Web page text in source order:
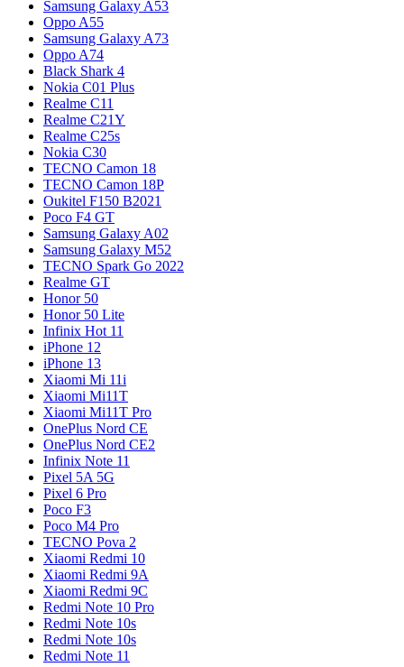
Samsung Galaxy A53
Oppo A55
Samsung Galaxy A73
Oppo A74
Black Shark 4
Nokia C01 Plus
Realme C11
Realme C21Y
Realme C25s
Nokia C30
TECNO Camon 18
TECNO Camon 18P
Oukitel F150 B2021
Poco F4 GT
Samsung Galaxy A02
Samsung Galaxy M52
TECNO Spark Go 2022
Realme GT
Honor 50
Honor 50 Lite
Infinix Hot 11
iPhone 12
iPhone 13
Xiaomi Mi 11i
Xiaomi Mi11T
Xiaomi Mi11T Pro
OnePlus Nord CE
OnePlus Nord CE2
Infinix Note 11
Pixel 5A 5G
Pixel 6 Pro
Poco F3
Poco M4 Pro
TECNO Pova 2
Xiaomi Redmi 10
Xiaomi Redmi 9A
Xiaomi Redmi 9C
Redmi Note 10 Pro
Redmi Note 10s
Redmi Note 10s
Redmi Note 11